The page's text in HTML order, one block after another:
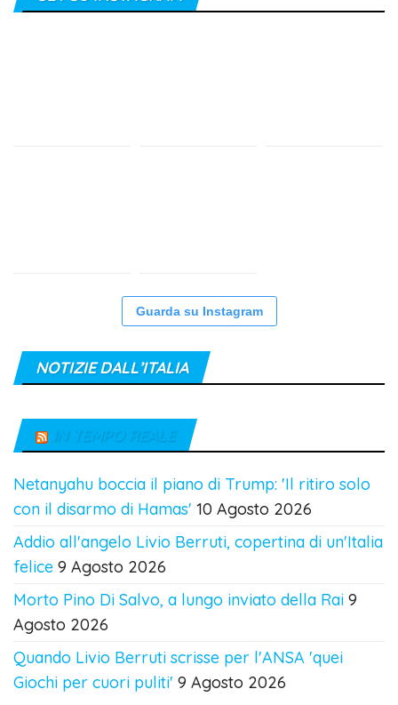
Guarda su Instagram
NOTIZIE DALL’ITALIA
IN TEMPO REALE
Netanyahu boccia il piano di Trump: 'Il ritiro solo
con il disarmo di Hamas' 10 Agosto 2026
Addio all'angelo Livio Berruti, copertina di un'Italia
felice 9 Agosto 2026
Morto Pino Di Salvo, a lungo inviato della Rai 9
Agosto 2026
Quando Livio Berruti scrisse per l'ANSA 'quei
Giochi per cuori puliti' 9 Agosto 2026